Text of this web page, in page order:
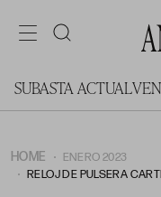
SUBASTA ACTUAL
HOME
ENERO 2023
RELOJ DE PULSERA